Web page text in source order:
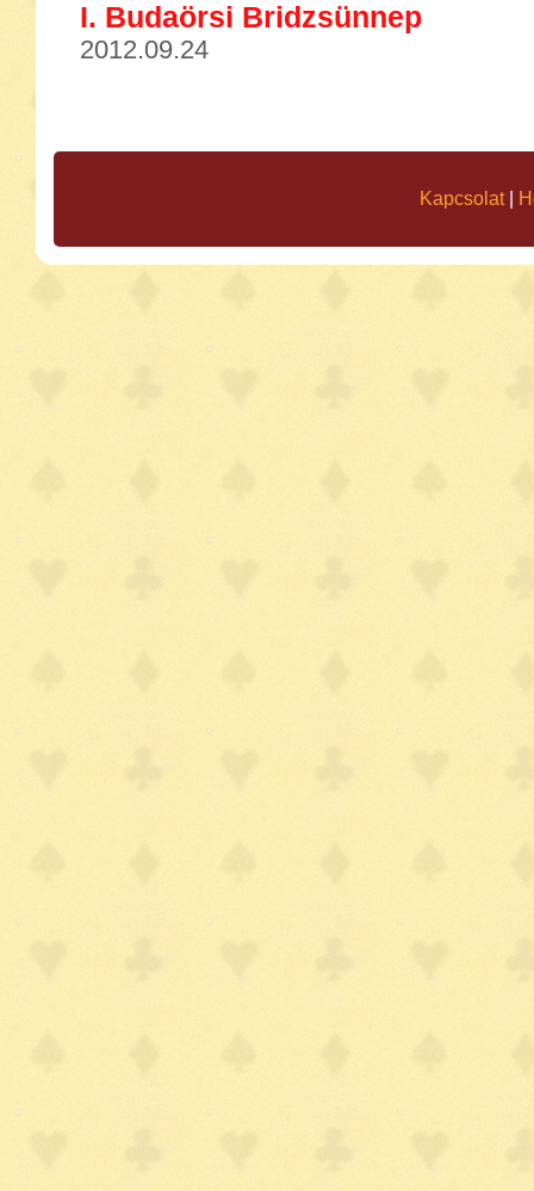
I. Budaörsi Bridzsünnep
2012.09.24
Kapcsolat|